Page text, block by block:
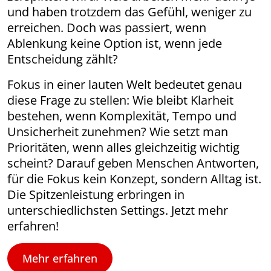
und haben trotzdem das Gefühl, weniger zu
erreichen. Doch was passiert, wenn
Ablenkung keine Option ist, wenn jede
Entscheidung zählt?
Fokus in einer lauten Welt bedeutet genau
diese Frage zu stellen: Wie bleibt Klarheit
bestehen, wenn Komplexität, Tempo und
Unsicherheit zunehmen? Wie setzt man
Prioritäten, wenn alles gleichzeitig wichtig
scheint? Darauf geben Menschen Antworten,
für die Fokus kein Konzept, sondern Alltag ist.
Die Spitzenleistung erbringen in
unterschiedlichsten Settings. Jetzt mehr
erfahren!
Mehr erfahren